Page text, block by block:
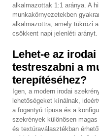
alkalmazottak 1:1 aránya. A
munkakörnyezetekben
alkalmazottra, amely tükrözi
csökkent napi jelenléti arányt.
Lehet-e az
testreszabni a
terepítéséhez?
Igen, a modern irodai
lehetőségeket kínálnak,
a fogantyú típusa és a
szekrények különösen
és textúraválasztékban